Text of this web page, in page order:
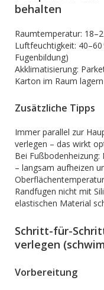
behalten
Raumtemperatur:
Luftfeuchtigkeit:
Fugenbildung)
Akklimatisierung:
Karton im Raum lagern
Zusätzliche Tipps
Immer parallel zur
verlegen – das wirkt
Bei
– langsam aufheizen
Randfugen nicht mit
elastischen Material
Schritt-für-
verlegen
Vorbereitung